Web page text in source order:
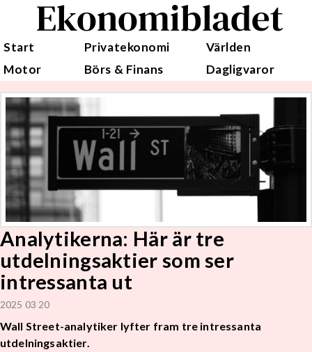
Ekonomibladet
Start Privatekonomi
Världen
Motor
Börs & Finans Dagligvaror
Analytikerna: Här är tre
utdelningsaktier som ser
intressanta ut
2025 03 20
Wall Street-analytiker lyfter fram tre intressanta
utdelningsaktier.